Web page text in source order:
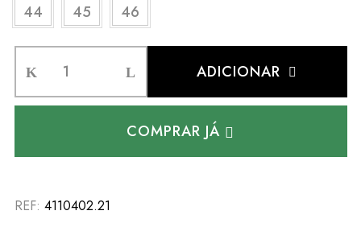
44
45 46
ADICIONAR
COMPRAR JÁ
REF: 4110402.21